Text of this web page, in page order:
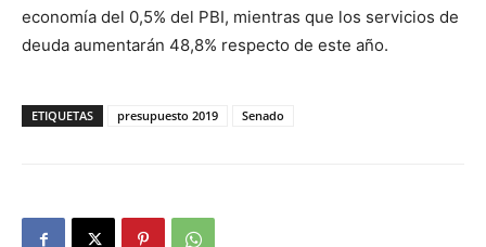
economía del 0,5% del PBI, mientras que los servicios de
deuda aumentarán 48,8% respecto de este año.
ETIQUETAS presupuesto 2019 Senado